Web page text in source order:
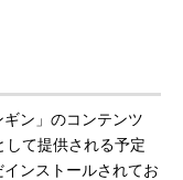
ン」のコンテンツ
して提供される予定
ンストールされてお